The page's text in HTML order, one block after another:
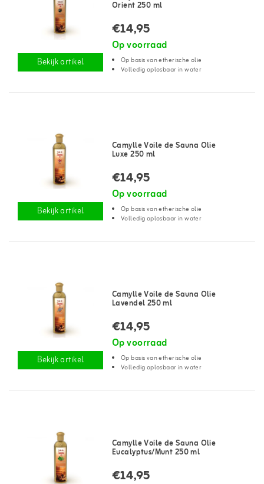
Bekijk artikel
Orient 250 ml
€14,95
Op voorraad
Op basis van etherische olie
Volledig oplosbaar in water
Bekijk artikel
Camylle Voile de Sauna Olie
Luxe 250 ml
€14,95
Op voorraad
Op basis van etherische olie
Volledig oplosbaar in water
Bekijk artikel
Camylle Voile de Sauna Olie
Lavendel 250 ml
€14,95
Op voorraad
Op basis van etherische olie
Volledig oplosbaar in water
Camylle Voile de Sauna Olie
Eucalyptus/Munt 250 ml
€14,95